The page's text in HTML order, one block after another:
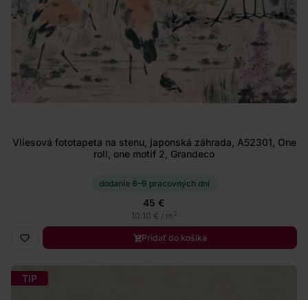
Vliesová fototapeta na stenu, japonská záhrada, A52301, One
roll, one motif 2, Grandeco
dodanie 6–9 pracovných dní
45 €
10.10 € / m2
Pridať do košíka
TIP